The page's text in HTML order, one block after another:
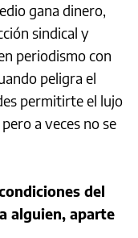
gana dinero,
sindical y
periodismo con
peligra el
permitirte el lujo
a veces no se
del
alguien, aparte